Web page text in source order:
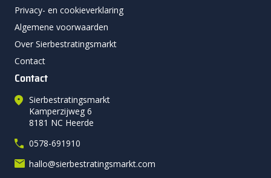
Privacy- en cookieverklaring
Algemene voorwaarden
Over Sierbestratingsmarkt
Contact
Contact
Sierbestratingsmarkt
Kamperzijweg 6
8181 NC Heerde
0578-691910
hallo@sierbestratingsmarkt.com